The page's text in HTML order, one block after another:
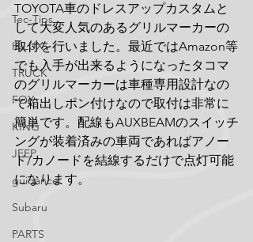
Tec-Tips
HILUX
TRUCK
FOX
KING
JEEP
guidance
Subaru
PARTS
TOYOTA車のドレスアップカスタムと
して大変人気のあるグリルマーカーの
取付を行いました。最近ではAmazon等
でも入手が出来るようになったタコマ
のグリルマーカーは車種専用設計なの
で箱出しポン付けなので取付は非常に
簡単です。配線もAUXBEAMのスイッチ
ングが装着済みの車両であればアノー
ド/カノードを結線するだけで点灯可能
になります。